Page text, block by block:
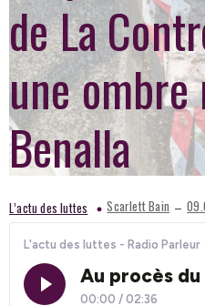
de La
une ombre
Benalla
L’actu des luttes Scarlett Bain –